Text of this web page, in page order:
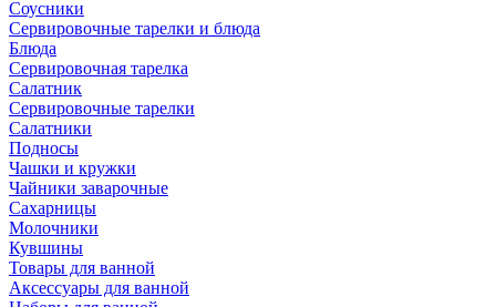
Соусники
Сервировочные тарелки и блюда
Блюда
Сервировочная тарелка
Салатник
Сервировочные тарелки
Салатники
Подносы
Чашки и кружки
Чайники заварочные
Сахарницы
Молочники
Кувшины
Товары для ванной
Аксессуары для ванной